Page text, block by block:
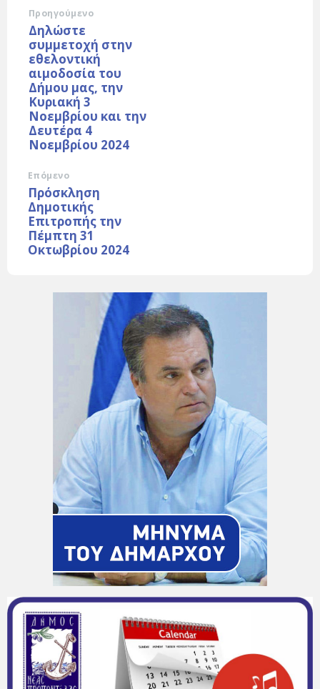
Προηγούμενο
Δηλώστε
συμμετοχή στην
εθελοντική
αιμοδοσία του
Δήμου μας, την
Κυριακή 3
Νοεμβρίου και την
Δευτέρα 4
Νοεμβρίου 2024
Επόμενο
Πρόσκληση
Δημοτικής
Επιτροπής την
Πέμπτη 31
Οκτωβρίου 2024